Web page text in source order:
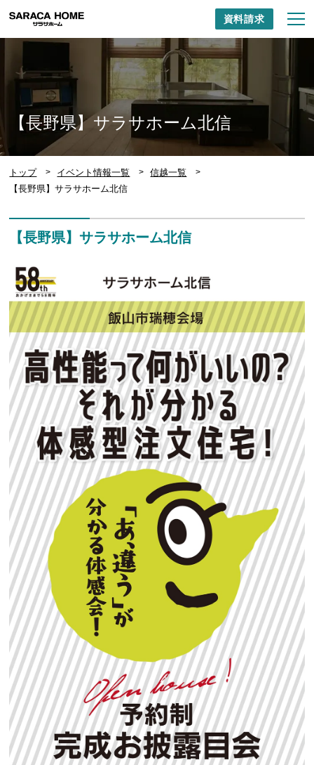
資料請求
【長野県】サラサホーム北信
トップ イベント情報一覧
信越一覧
【長野県】サラサホーム北信
【長野県】サラサホーム北信